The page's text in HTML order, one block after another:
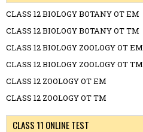
CLASS 12 BIOLOGY BOTANY OT EM
CLASS 12 BIOLOGY BOTANY OT TM
CLASS 12 BIOLOGY ZOOLOGY OT EM
CLASS 12 BIOLOGY ZOOLOGY OT TM
CLASS 12 ZOOLOGY OT EM
CLASS 12 ZOOLOGY OT TM
CLASS 11 ONLINE TEST